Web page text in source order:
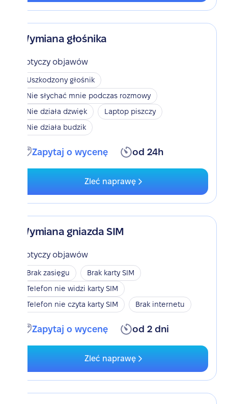
Wymiana głośnika
Dotyczy objawów
Uszkodzony głośnik
Nie słychać mnie podczas rozmowy
Nie działa dzwięk
Laptop piszczy
Nie działa budzik
Zapytaj o wycenę od 24h
Zleć naprawę
Wymiana gniazda SIM
Dotyczy objawów
Brak zasięgu
Brak karty SIM
Telefon nie widzi karty SIM
Telefon nie czyta karty SIM
Brak internetu
Zapytaj o wycenę od 2 dni
Zleć naprawę